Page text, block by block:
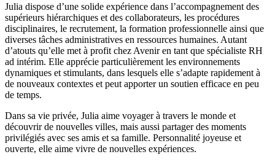
Julia dispose d’une solide expérience dans l’accompagnement des
supérieurs hiérarchiques et des collaborateurs, les procédures
disciplinaires, le recrutement, la formation professionnelle ainsi que
diverses tâches administratives en ressources humaines. Autant
d’atouts qu’elle met à profit chez Avenir en tant que spécialiste RH
ad intérim. Elle apprécie particulièrement les environnements
dynamiques et stimulants, dans lesquels elle s’adapte rapidement à
de nouveaux contextes et peut apporter un soutien efficace en peu
de temps.
Dans sa vie privée, Julia aime voyager à travers le monde et
découvrir de nouvelles villes, mais aussi partager des moments
privilégiés avec ses amis et sa famille. Personnalité joyeuse et
ouverte, elle aime vivre de nouvelles expériences.